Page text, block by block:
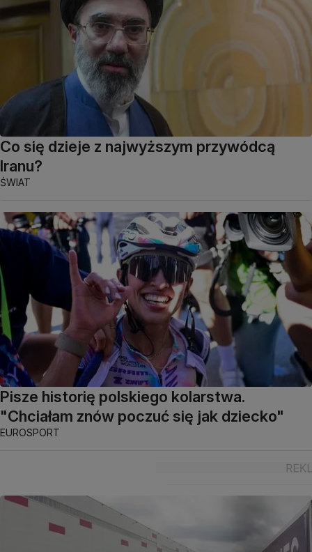
Co się dzieje z najwyższym przywódcą
Iranu?
ŚWIAT
Pisze historię polskiego kolarstwa.
"Chciałam znów poczuć się jak dziecko"
EUROSPORT